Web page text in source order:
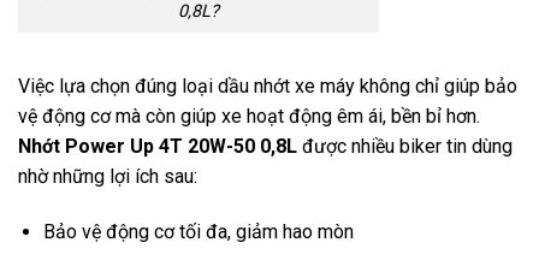
0,8L?
Việc lựa chọn đúng loại dầu nhớt xe máy không chỉ giúp bảo
vệ động cơ mà còn giúp xe hoạt động êm ái, bền bỉ hơn.
Nhớt Power Up 4T 20W-50 0,8L được nhiều biker tin dùng
nhờ những lợi ích sau:
Bảo vệ động cơ tối đa, giảm hao mòn